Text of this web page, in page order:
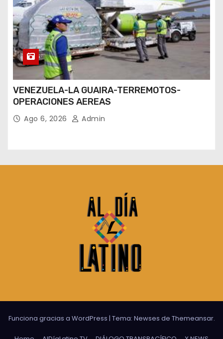
VENEZUELA-LA GUAIRA-TERREMOTOS-
OPERACIONES AEREAS
Ago 6, 2026 Admin
Funciona gracias a WordPress | Tema: Newses de Themeansar.